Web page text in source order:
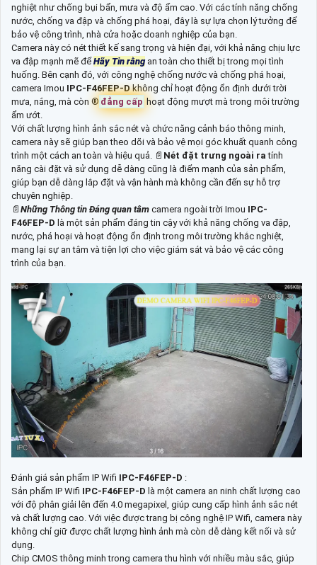
nghiệt như chống bụi bẩn, mưa và độ ẩm cao. Với các tính năng chống
nước, chống va đập và chống phá hoại, đây là sự lựa chọn lý tưởng để
bảo vệ công trình, nhà cửa hoặc doanh nghiệp của bạn.
Camera này có nét thiết kế sang trọng và hiện đại, với khả năng chịu lực
va đập mạnh mẽ để Hãy Tin rằngan toàn cho thiết bị trong mọi tình
huống. Bên cạnh đó, với công nghệ chống nước và chống phá hoại,
camera Imou IPC-F46FEP-Dkhông chỉ hoạt động ổn định dưới trời
mưa, nắng, mà còn ®️ đẳng cấp hoạt động mượt mà trong môi trường
ẩm ướt.
Với chất lượng hình ảnh sắc nét và chức năng cảnh báo thông minh,
camera này sẽ giúp bạn theo dõi và bảo vệ mọi góc khuất quanh công
trình một cách an toàn và hiệu quả. 📄 Nét đặt trưng ngoài ratính
năng cài đặt và sử dụng dễ dàng cũng là điểm mạnh của sản phẩm,
giúp bạn dễ dàng lắp đặt và vận hành mà không cần đến sự hỗ trợ
chuyên nghiệp.
📄 Những Thông tin Đáng quan tâm camera ngoài trời Imou IPC-
F46FEP-D là một sản phẩm đáng tin cậy với khả năng chống va đập,
nước, phá hoại và hoạt động ổn định trong môi trường khắc nghiệt,
mang lại sự an tâm và tiện lợi cho việc giám sát và bảo vệ các công
trình của bạn.
Đánh giá sản phẩm IP Wifi IPC-F46FEP-D :
Sản phẩm IP Wifi IPC-F46FEP-D là một camera an ninh chất lượng cao
với độ phân giải lên đến 4.0 megapixel, giúp cung cấp hình ảnh sắc nét
và chất lượng cao. Với việc được trang bị công nghệ IP Wifi, camera này
không chỉ giữ được chất lượng hình ảnh mà còn dễ dàng kết nối và sử
dụng.
Chip CMOS thông minh trong camera thu hình với nhiều màu sắc, giúp